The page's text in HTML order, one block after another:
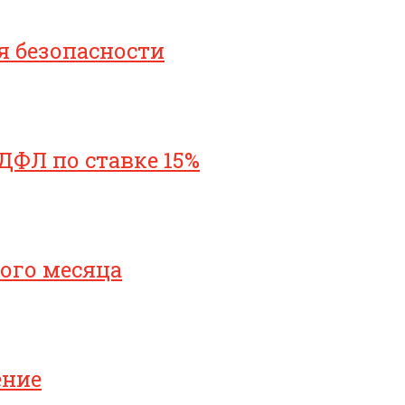
по ставке 15%
месяца